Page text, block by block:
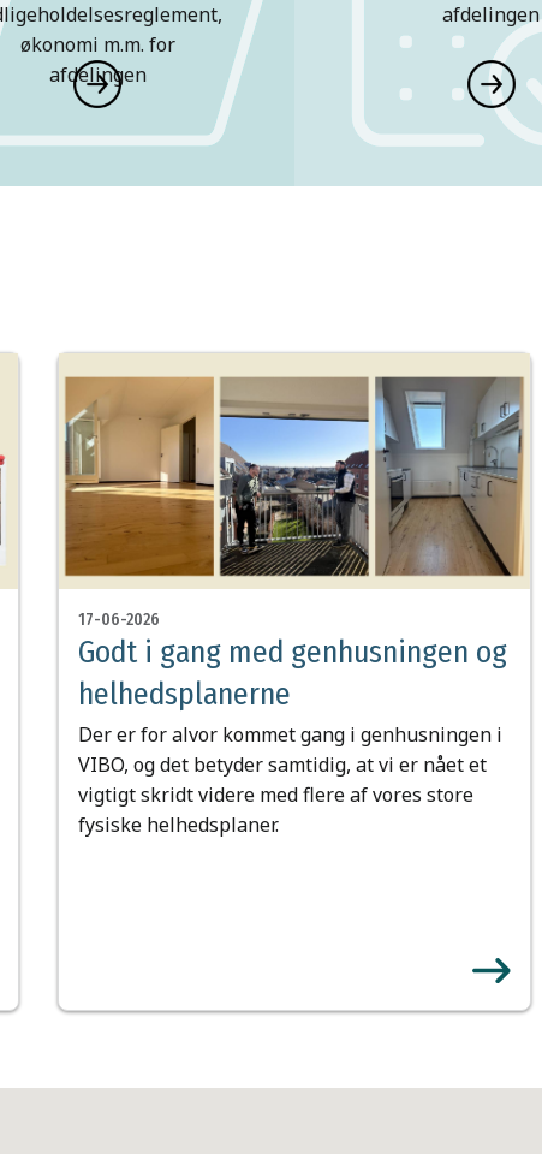
økonomi m.m. for
afdelingen
afdelingen
17-06-2026
Godt i gang med genhusningen og
helhedsplanerne
Der er for alvor kommet gang i genhusningen i
VIBO, og det betyder samtidig, at vi er nået et
vigtigt skridt videre med flere af vores store
fysiske helhedsplaner.